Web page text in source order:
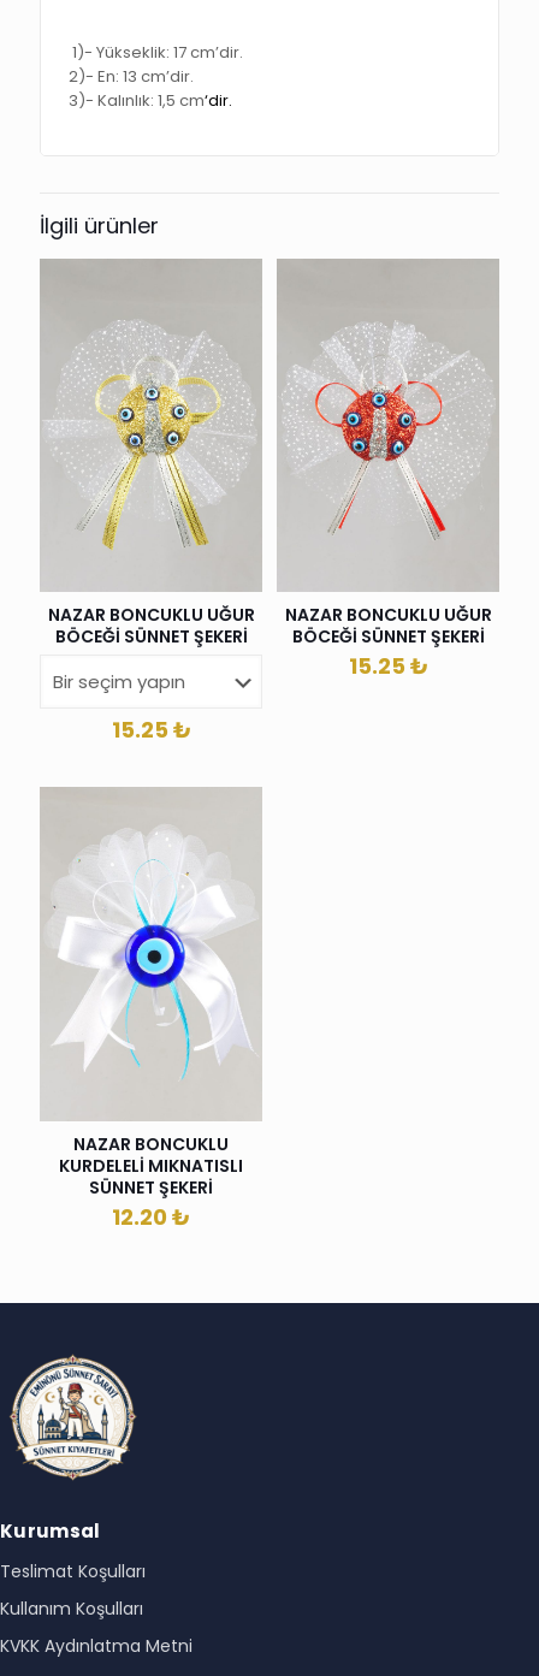
1)- Yükseklik: 17 cm’dir.
2)- En: 13 cm’dir.
3)-Kalınlık: 1,5 cm‘dir.
İlgili ürünler
NAZAR BONCUKLU UĞUR
BÖCEĞİ SÜNNET ŞEKERİ
15.25 ₺
NAZAR BONCUKLU UĞUR
BÖCEĞİ SÜNNET ŞEKERİ
15.25 ₺
NAZAR BONCUKLU
KURDELELİ MIKNATISLI
SÜNNET ŞEKERİ
12.20₺
Kurumsal
Teslimat Koşulları
Kullanım Koşulları
KVKK Aydınlatma Metni